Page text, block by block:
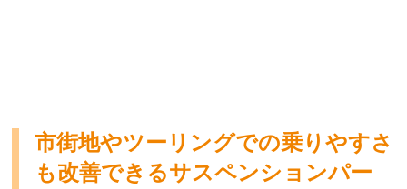
市街地やツーリングでの乗りやすさ
も改善できるサスペンションパー